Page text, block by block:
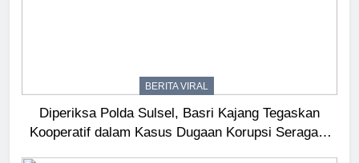
BERITA VIRAL
Diperiksa Polda Sulsel, Basri Kajang Tegaskan
Kooperatif dalam Kasus Dugaan Korupsi Seragam